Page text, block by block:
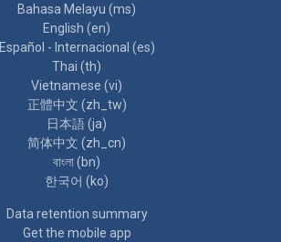
Bahasa Melayu ‎(ms)‎
English ‎(en)‎
Español - Internacional ‎(es)‎
Thai ‎(th)‎
Vietnamese ‎(vi)‎
正體中文 ‎(zh_tw)‎
日本語 ‎(ja)‎
简体中文 ‎(zh_cn)‎
বাংলা ‎(bn)‎
한국어 ‎(ko)‎
Data retention summary
Get the mobile app